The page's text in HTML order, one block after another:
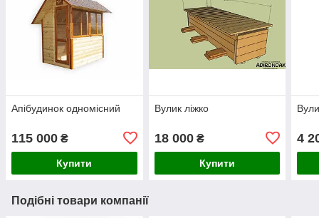
Апібудинок одномісний
115 000 ₴
Купити
Вулик ліжко
18 000₴
Купити
4
Подібні товари компанії